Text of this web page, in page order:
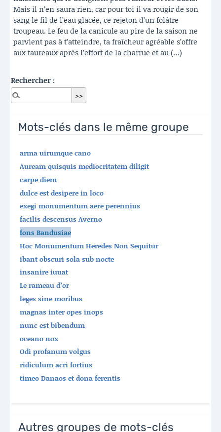
Mais il n’en saura rien, car pour toi il va rougir de son
sang le fil de l’eau glacée, ce rejeton d’un folâtre
troupeau. Le feu de la canicule au pire de la saison ne
parvient pas à t’atteindre, ta fraîcheur agréable s’offre
aux taureaux après l’effort de la charrue et au (…)
Rechercher :
Mots-clés dans le même groupe
arma uirumque cano
Auream quisquis mediocritatem diligit
carpe diem
dulce est desipere in loco
exegi monumentum aere perennius
facilis descensus Averno
fons Bandusiae
Hoc Monumentum Heredes Non Sequitur
ibant obscuri sola sub nocte
insanire iuuat
Le rameau d’or
leges sine moribus
magnas inter opes inops
nunc est bibendum
oceano nox
Odi profanum volgus
ridiculum acri fortius
timeo Danaos et dona ferentis
Autres groupes de mots-clés